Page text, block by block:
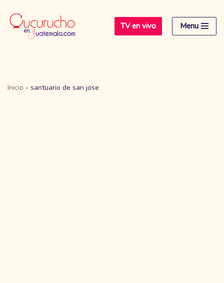
Saltar
TV en vivo Menu
Inicio - santuario de san jose